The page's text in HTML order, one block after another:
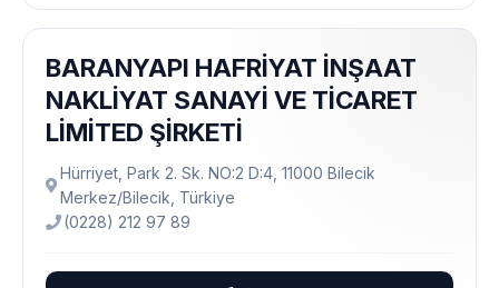
BARANYAPI HAFRİYAT İNŞAAT
NAKLİYAT SANAYİ VE TİCARET
LİMİTED ŞİRKETİ
Hürriyet, Park 2. Sk. NO:2 D:4, 11000 Bilecik
Merkez/Bilecik, Türkiye
(0228) 212 97 89